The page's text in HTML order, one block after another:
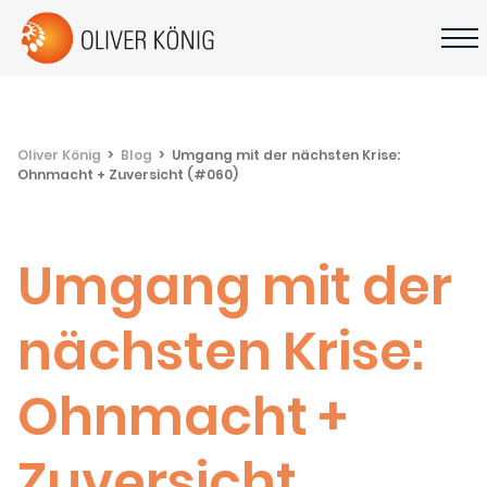
Oliver König Blog
Umgang mit der nächsten Krise:
Ohnmacht + Zuversicht (#060)
Umgang mit der
nächsten Krise:
Ohnmacht +